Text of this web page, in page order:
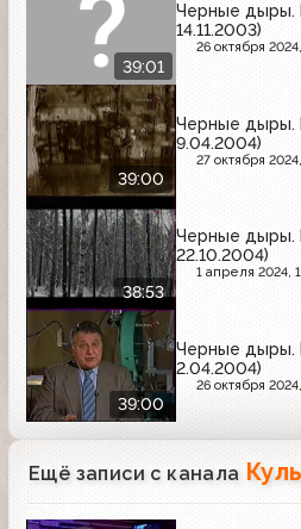
39:01
Черные дыры.
14.11.2003)
26 октября
39:00
Черные дыры.
9.04.2004)
27 октября
38:53
Черные дыры.
22.10.2004)
1 апреля 2024,
39:00
Черные дыры.
2.04.2004)
26 октября
Ещё записи с канала